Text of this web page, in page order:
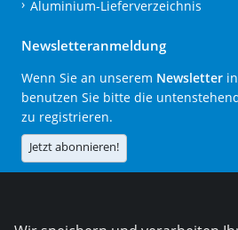
Aluminium-Lieferverzeichnis
Newsletteranmeldung
Wenn Sie an unserem Newsletter
benutzen Sie bitte die
zu registrieren.
Jetzt abonnieren!
Die DVS Media GmbH ist ein